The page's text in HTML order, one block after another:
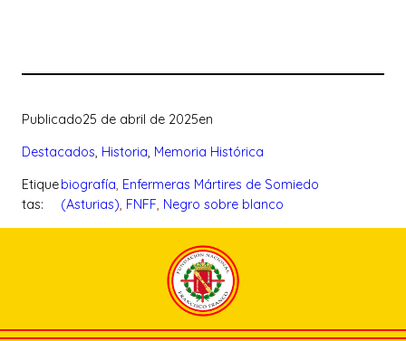
Publicado25 de abril de 2025en
Destacados, Historia, Memoria Histórica
Etique
tas:
biografía, Enfermeras Mártires de Somiedo
(Asturias), FNFF, Negro sobre blanco